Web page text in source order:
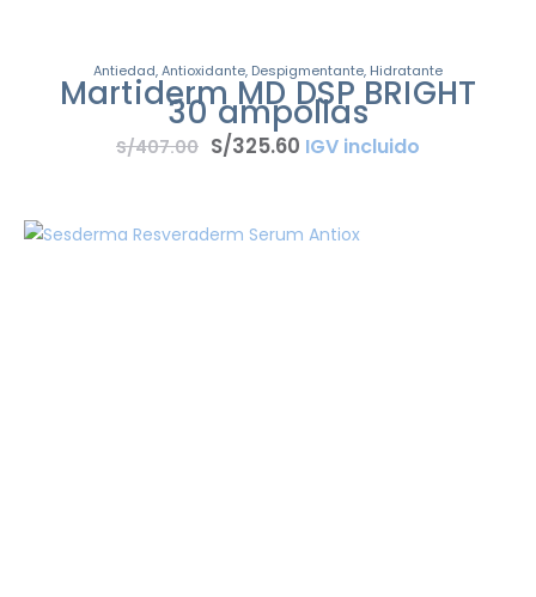
Antiedad,Antioxidante, Despigmentante, Hidratante
Martiderm MD DSP BRIGHT
30 ampollas
S/407.00 S/325.60 IGV incluido